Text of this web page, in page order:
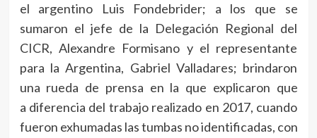
el argentino Luis Fondebrider; a los que se
sumaron el jefe de la Delegación Regional del
CICR, Alexandre Formisano y el representante
para la Argentina, Gabriel Valladares; brindaron
una rueda de prensa en la que explicaron que
a diferencia del trabajo realizado en 2017, cuando
fueron exhumadas las tumbas no identificadas, con